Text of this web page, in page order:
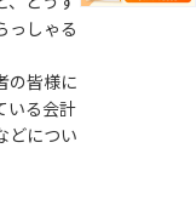
っしゃる
の皆様に
いる会計
どについ